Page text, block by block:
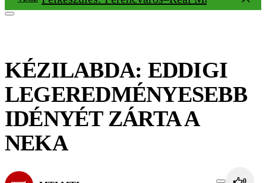
KÉZILABDA: EDDIGI
LEGEREDMÉNYESEBB
IDÉNYÉT ZÁRTA A
NEKA
0